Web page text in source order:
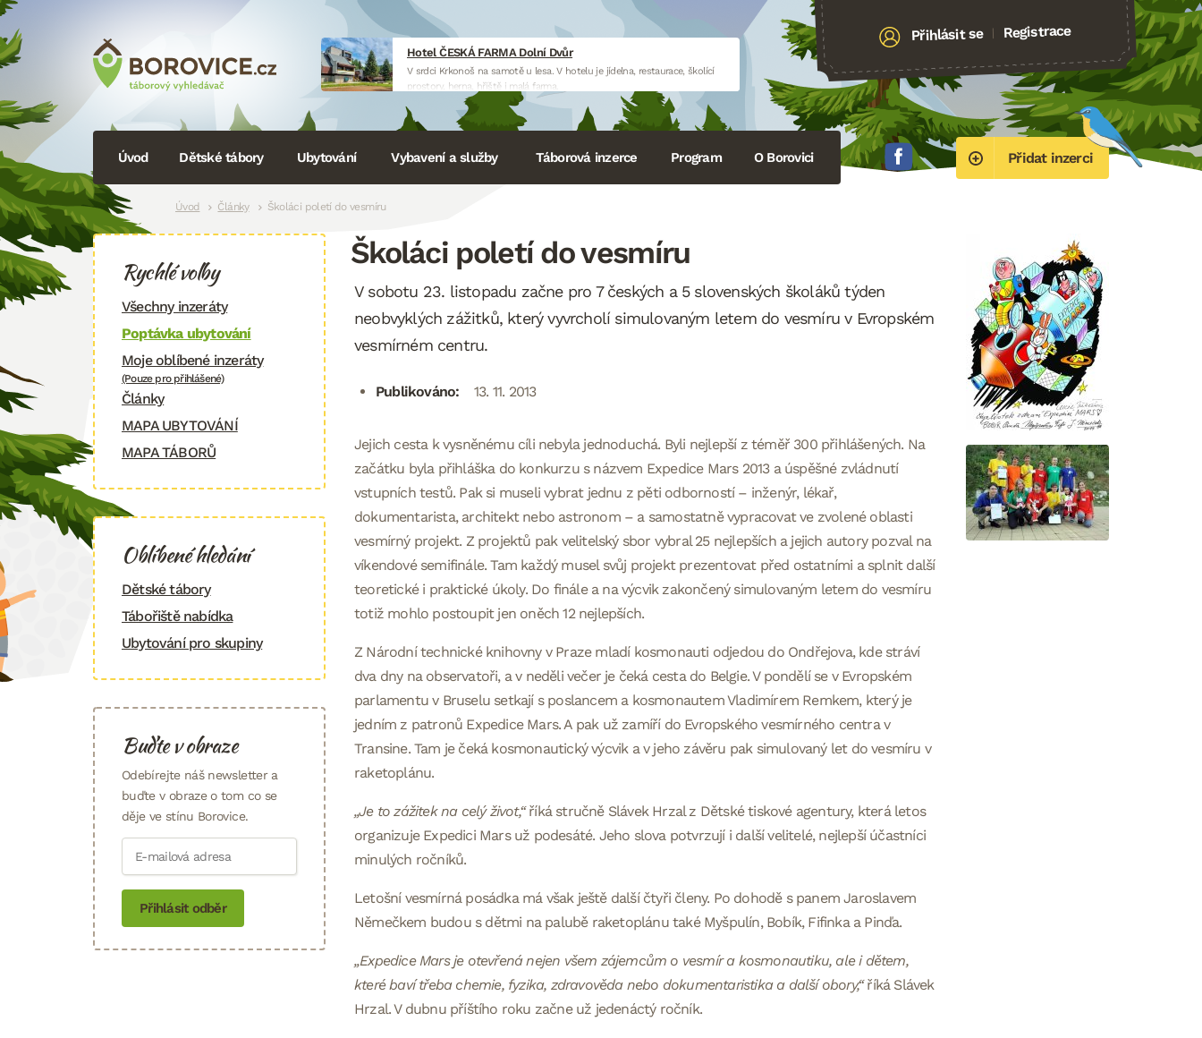
Hotel ČESKÁ FARMA Dolní Dvůr
V srdci Krkonoš na samotě u lesa. V hotelu je jídelna, restaurace, školící
prostory, herna, hřiště i malá farma.
www.hotelceskafarma.cz
Přihlásit se | Registrace
Přidat inzerci
Navigace
Úvod Dětské tábory Ubytování Vybavení a služby Táborová inzerce Program O Borovici
Drobečková
Úvod Články Školáci poletí do vesmíru
Školáci poletí do vesmíru
V sobotu 23. listopadu začne pro 7 českých a 5 slovenských školáků týden
neobvyklých zážitků, který vyvrcholí simulovaným letem do vesmíru v Evropském
vesmírném centru.
Publikováno: 13. 11. 2013
Jejich cesta k vysněnému cíli nebyla jednoduchá. Byli nejlepší z téměř 300 přihlášených. Na
začátku byla přihláška do konkurzu s názvem Expedice Mars 2013 a úspěšné zvládnutí
vstupních testů. Pak si museli vybrat jednu z pěti odborností – inženýr, lékař,
dokumentarista, architekt nebo astronom – a samostatně vypracovat ve zvolené oblasti
vesmírný projekt. Z projektů pak velitelský sbor vybral 25 nejlepších a jejich autory pozval na
víkendové semifinále. Tam každý musel svůj projekt prezentovat před ostatními a splnit další
teoretické i praktické úkoly. Do finále a na výcvik zakončený simulovaným letem do vesmíru
totiž mohlo postoupit jen oněch 12 nejlepších.
Z Národní technické knihovny v Praze mladí kosmonauti odjedou do Ondřejova, kde stráví
dva dny na observatoři, a v neděli večer je čeká cesta do Belgie. V pondělí se v Evropském
parlamentu v Bruselu setkají s poslancem a kosmonautem Vladimírem Remkem, který je
jedním z patronů Expedice Mars. A pak už zamíří do Evropského vesmírného centra v
Transine. Tam je čeká kosmonautický výcvik a v jeho závěru pak simulovaný let do vesmíru v
raketoplánu.
„Je to zážitek na celý život,“říká stručně Slávek Hrzal z Dětské tiskové agentury, která letos
organizuje Expedici Mars už podesáté. Jeho slova potvrzují i další velitelé, nejlepší účastníci
minulých ročníků.
Letošní vesmírná posádka má však ještě další čtyři členy. Po dohodě s panem Jaroslavem
Němečkem budou s dětmi na palubě raketoplánu také Myšpulín, Bobík, Fifinka a Pinďa.
„Expedice Mars je otevřená nejen všem zájemcům o vesmír a kosmonautiku, ale i dětem,
které baví třeba chemie, fyzika, zdravověda nebo dokumentaristika a další obory,“říká Slávek
Hrzal. V dubnu příštího roku začne už jedenáctý ročník.
Rychlé volby
Všechny inzeráty
Poptávka ubytování
Moje oblíbené inzeráty
(Pouze pro přihlášené)
Články
MAPA UBYTOVÁNÍ
MAPA TÁBORŮ
Oblíbené hledání
Dětské tábory
Tábořiště nabídka
Ubytování pro skupiny
Buďte v obraze
Odebírejte náš newsletter a
buďte v obraze o tom co se
děje ve stínu Borovice.
Přihlásit odběr